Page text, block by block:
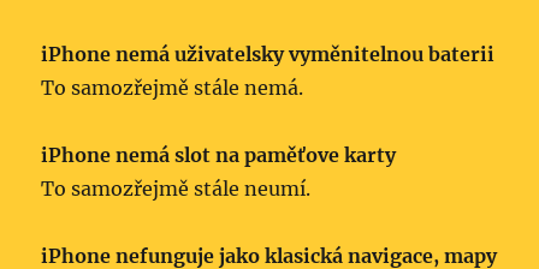
iPhone nemá uživatelsky vyměnitelnou baterii
To samozřejmě stále nemá.
iPhone nemá slot na paměťove karty
To samozřejmě stále neumí.
iPhone nefunguje jako klasická navigace, mapy